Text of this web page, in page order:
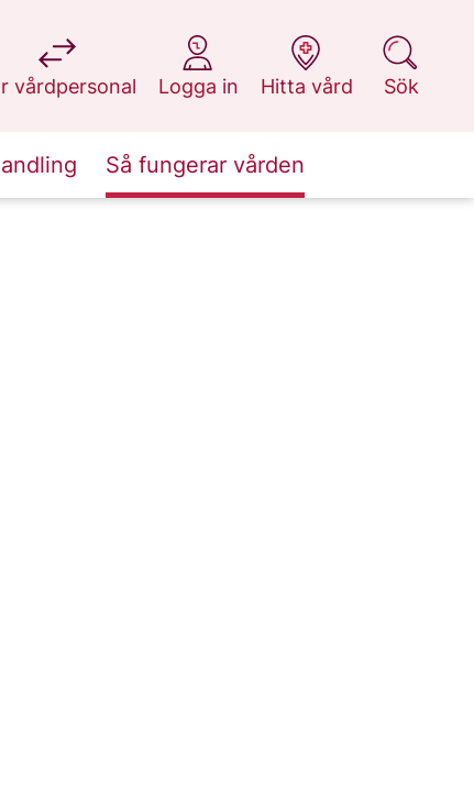
vårdpersonal
på 1177.se
Logga in
på 1177.se
Hitta vård
på 1177.se
Sök
på 1177.se
Så fungerar vården